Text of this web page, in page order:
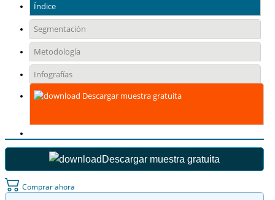
Índice
Segmentación
Metodología
Infografías
Descargar muestra gratuita
Descargar muestra gratuita
Comprar ahora